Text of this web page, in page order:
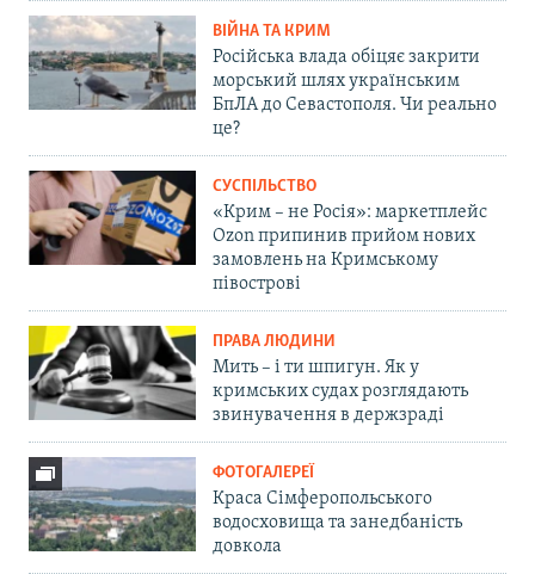
ВІЙНА ТА КРИМ
Російська влада обіцяє закрити
морський шлях українським
БпЛА до Севастополя. Чи реально
це?
СУСПІЛЬСТВО
«Крим – не Росія»: маркетплейс
Ozon припинив прийом нових
замовлень на Кримському
півострові
ПРАВА ЛЮДИНИ
Мить – і ти шпигун. Як у
кримських судах розглядають
звинувачення в держзраді
ФОТОГАЛЕРЕЇ
Краса Сімферопольського
водосховища та занедбаність
довкола